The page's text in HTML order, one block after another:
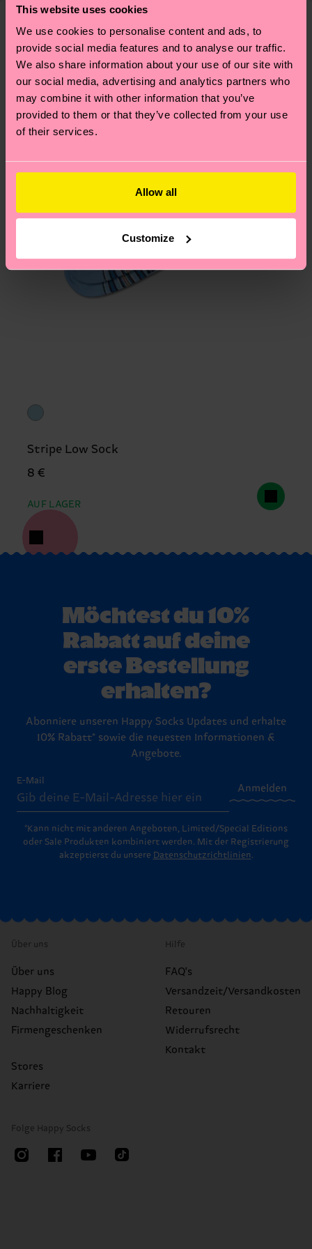
This website uses cookies
We use cookies to personalise content and ads, to
provide social media features and to analyse our traffic.
We also share information about your use of our site with
our social media, advertising and analytics partners who
may combine it with other information that you’ve
provided to them or that they’ve collected from your use
of their services.
Allow all
Customize
findest du auf unsererNachhaltigkeitsseite
deine Bestellung versandt wurde. Bitte bedenke,
dass es sich hierbei um einen Richtwert handelt
und die genaue Lieferzeit von der lokalen Post in
deinem Land abhängt.
Du hast Fragen zu einer Retoure? In unserem
Hilfebereich im ArtikelRetourenfindest du die
am häufigsten gestellten Fragen.
Ähnliche muster
Neuheit
Stripe Low Sock
8 €
AUF LAGER
Möchtest du 10%
Rabatt auf deine
erste Bestellung
erhalten?
Abonniere unseren Happy Socks Updates und erhalte
10% Rabatt* sowie die neuesten Informationen &
Angebote.
E-Mail
Anmelden
*Kann nicht mit anderen Angeboten, Limited/Special Editions
oder Sale Produkten kombiniert werden. Mit der Registrierung
akzeptierst du unsere Datenschutzrichtlinien.
Über uns
Über uns
Happy Blog
Nachhaltigkeit
Firmengeschenken
Stores
Karriere
Hilfe
FAQ's
Versandzeit/Versandkosten
Retouren
Widerrufsrecht
Kontakt
Folge Happy Socks